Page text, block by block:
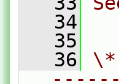
   34
   35
   36